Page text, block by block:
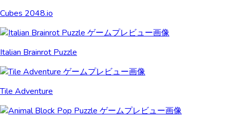
Cubes 2048.io
Italian Brainrot Puzzle
Tile Adventure